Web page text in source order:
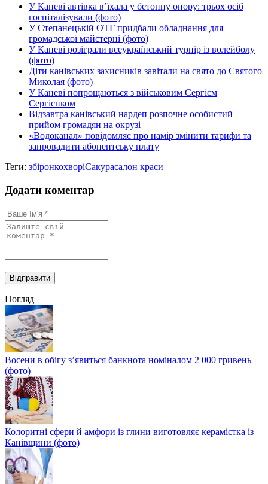
У Каневі автівка в’їхала у бетонну опору: трьох осіб
госпіталізували (фото)
У Степанецькій ОТГ придбали обладнання для
громадської майстерні (фото)
У Каневі розіграли всеукраїнський турнір із волейболу
(фото)
Діти канівських захисників завітали на свято до Святого
Миколая (фото)
У Каневі попрощаються з військовим Сергієм
Сергієнком
Відзавтра канівський нардеп розпочне особистий
прийом громадян на окрузі
«Водоканал» повідомляє про намір змінити тарифи та
запровадити абонентську плату
Теги: збіронкохворіСакурасалон краси
Додати коментар
Погляд
Восени в обігу з’явиться банкнота номіналом 2 000 гривень
(фото)
Колоритні сфери й амфори із глини виготовляє керамістка із
Канівщини (фото)